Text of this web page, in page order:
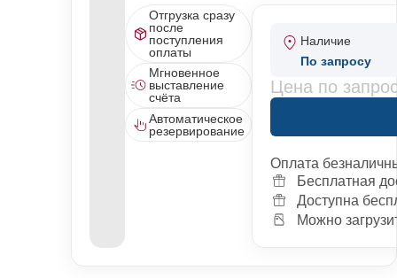
Отгрузка сразу
после
поступления
оплаты
Мгновенное
выставление
счёта
Автоматическое
резервирование
Наличие
По запросу
Цена по
Оплата
Бесплатная
Доступна
Можно